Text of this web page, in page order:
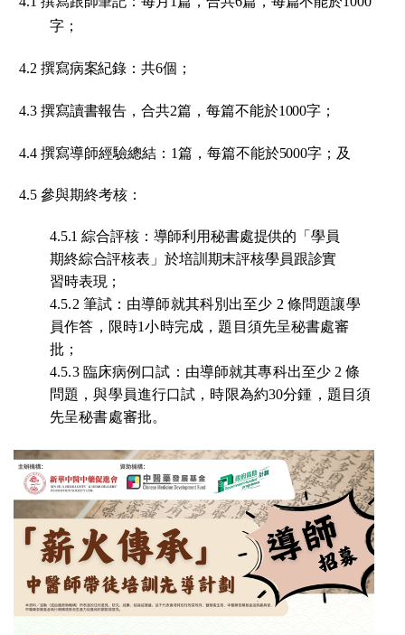
字；
4.2 撰寫病案紀錄：共6個 ；
4.3 撰寫讀書報告，合共2篇，每篇不能於1000字 ；
4.4 撰寫導師經驗總結：1篇，每篇不能於5000字 ； 及
4.5 參與期終考核：
4.5.1 綜合評核：導師利用秘書處提供的「學員
期終綜合評核表」於培訓期末評核學員跟診實
習時表現；
4.5.2 筆試：由導師就其科別出至少 2 條問題讓學
員作答，限時1小時完成， 題目須先呈秘書處審
批 ；
4.5.3 臨床病例口試：由導師就其專科出至少 2 條
問題，與學員進行口試，時限為約30分鍾，題目須
先呈秘書處審批。